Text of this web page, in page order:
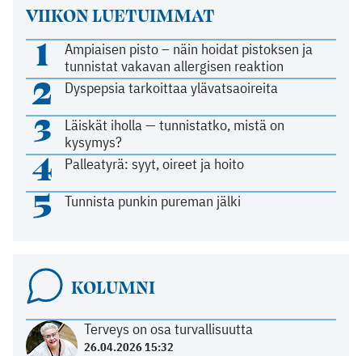
VIIKON LUETUIMMAT
1
Ampiaisen pisto – näin hoidat pistoksen ja
tunnistat vakavan allergisen reaktion
2 Dyspepsia tarkoittaa ylävatsaoireita
3
Läiskät iholla — tunnistatko, mistä on
kysymys?
4 Palleatyrä: syyt, oireet ja hoito
5 Tunnista punkin pureman jälki
KOLUMNI
Terveys on osa turvallisuutta
26.04.2026 15:32